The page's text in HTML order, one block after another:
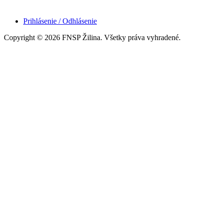
Prihlásenie / Odhlásenie
Copyright © 2026 FNSP Žilina. Všetky práva vyhradené.